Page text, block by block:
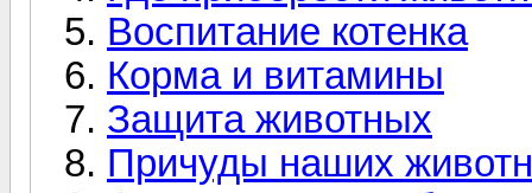
Воспитание котенка
Корма и витамины
Защита животных
Причуды наших